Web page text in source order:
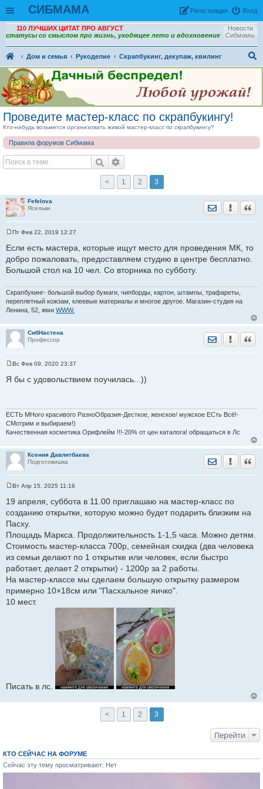
СИБМАМА Вход
Рeгиcтpaция
Новости
Сибмамы
110 ЛУЧШИХ ЦИТАТ ПРО АВГУСТ
статусы со смыслом про жизнь, уходящее лето и вдохновение
Дом и семья Рукоделие
Скрапбукинг, декупаж, квилинг
ои
Проведите мастер-класс по скрапбукингу!
Кто-нибудь возьмется организовать живой мастер-класс по скрапбукингу?
Правила форумов Сибмама
< 1 2 3
Fefelova
Ясельки
Отправить
о
б
е
и
е
Пт Фев 22, 2019 12:27
Если есть мастера, которые ищут место для проведения МК, то
добро пожаловать, предоставляем студию в центре бесплатно.
Большой стол на 10 чел. Со вторника по субботу.
Скрапбукинг- большой выбор бумаги, чипборды, картон, штампы, трафареты,
переплетный кожзам, клеевые материалы и многое другое. Магазин-студия на
Ленина, 52, жми WWW.
СибНастена
Профессор
Отправить
о
о
н
и
е
Вс Фев 09, 2020 23:37
Я бы с удовольствием поучилась...))
ЕСТЬ МНого красивого РазноОбразия-Десткое, женское/ мужское ЕСть Всё!-
СМотрим и выбираем!)
Качественная косметика Орифлейм !!!-20% от цен каталога! обращаться в Лс
Ксения Давлитбаева
Подготовишка
Отправить
о
о
б
е
н
е
Вт Апр 15, 2025 11:16
19 апреля, суббота в 11.00 приглашаю на мастер-класс по
созданию открытки, которую можно будет подарить близким на
Пасху.
Площадь Маркса. Продолжительность 1-1,5 часа. Можно детям.
Стоимость мастер-класса 700р, семейная скидка (два человека
из семьи делают по 1 открытке или человек, если быстро
работает, делает 2 открытки) - 1200р за 2 работы.
На мастер-классе мы сделаем большую открытку размером
примерно 10×18см или "Пасхальное яичко".
10 мест.
Писать в лс.
< 1 2 3
Перейти
КТО СЕЙЧАС НА ФОРУМЕ
Сейчас эту тему просматривают: Нет